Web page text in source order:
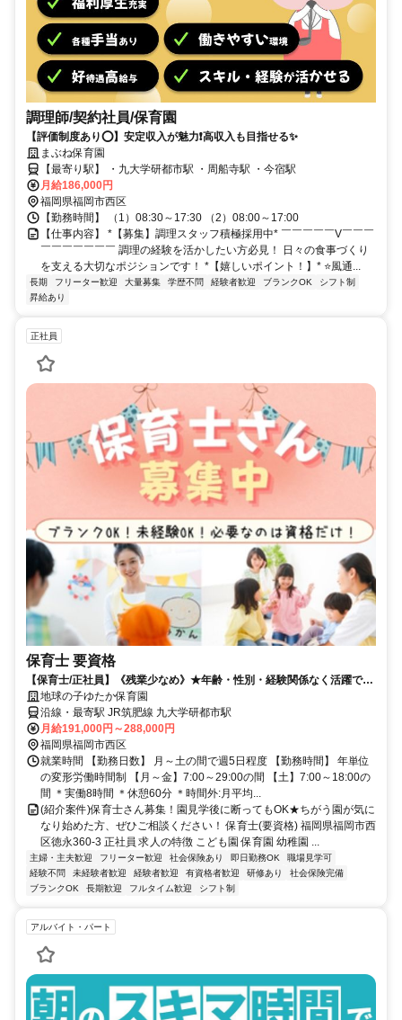
調理師/契約社員/保育園
【評価制度あり⭕️】安定収入が魅力❗️高収入も目指せる✨
まぶね保育園
【最寄り駅】 ・九大学研都市駅 ・周船寺駅 ・今宿駅
月給186,000円
福岡県福岡市西区
【勤務時間】 （1）08:30～17:30 （2）08:00～17:00
【仕事内容】 *【募集】調理スタッフ積極採用中* ￣￣￣￣￣V￣￣￣
￣￣￣￣￣￣￣ 調理の経験を活かしたい方必見！ 日々の食事づくり
を支える大切なポジションです！ *【嬉しいポイント！】* ⭐️風通...
長期 フリーター歓迎 大量募集 学歴不問 経験者歓迎 ブランクOK
シフト制
昇給あり
正社員
保育士 要資格
【保育士/正社員】《残業少なめ》★年齢・性別・経験関係なく活躍でき
る環境♪ジブン時間大切にしてトクイを活かそう★毎日がもっと楽しくな
ります！(地球の子ゆたか保育園(認可))
地球の子ゆたか保育園
沿線・最寄駅 JR筑肥線 九大学研都市駅
月給191,000円～288,000円
福岡県福岡市西区
就業時間 【勤務日数】 月～土の間で週5日程度 【勤務時間】 年単位
の変形労働時間制 【月～金】7:00～29:00の間 【土】7:00～18:00の
間 ＊実働8時間 ＊休憩60分 ＊時間外:月平均...
(紹介案件)保育士さん募集！園見学後に断ってもOK★ちがう園が気に
なり始めた方、ぜひご相談ください！ 保育士(要資格) 福岡県福岡市西
区徳永360-3 正社員 求人の特徴 こども園 保育園 幼稚園 ...
主婦・主夫歓迎 フリーター歓迎 社会保険あり 即日勤務OK
職場見学可
経験不問
未経験者歓迎 経験者歓迎 有資格者歓迎 研修あり
社会保険完備
ブランクOK
長期歓迎 フルタイム歓迎 シフト制
アルバイト・パート